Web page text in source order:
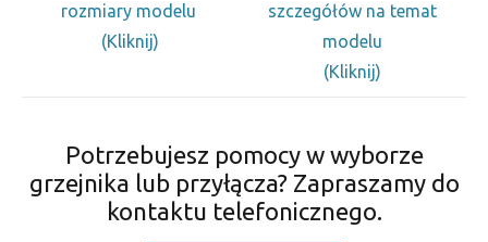
rozmiary modelu
(Kliknij)
szczegółów na temat
modelu
(Kliknij)
Potrzebujesz pomocy w wyborze
grzejnika lub przyłącza? Zapraszamy do
kontaktu telefonicznego.